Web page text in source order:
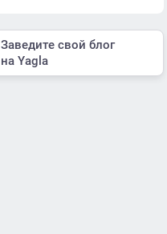
Заведите свой блог
на Yagla